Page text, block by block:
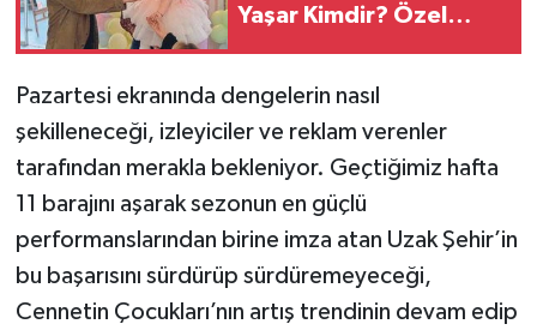
Yaşar Kimdir? Özel
Pazartesi ekranında dengelerin nasıl
şekilleneceği, izleyiciler ve reklam verenler
tarafından merakla bekleniyor. Geçtiğimiz hafta
11 barajını aşarak sezonun en güçlü
performanslarından birine imza atan Uzak Şehir’in
bu başarısını sürdürüp sürdüremeyeceği,
Cennetin Çocukları’nın artış trendinin devam edip